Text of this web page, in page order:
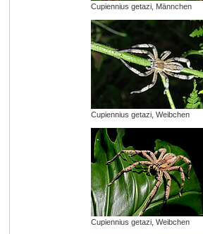
Cupiennius getazi, Männchen
Cupiennius getazi, Weibchen
Cupiennius getazi, Weibchen